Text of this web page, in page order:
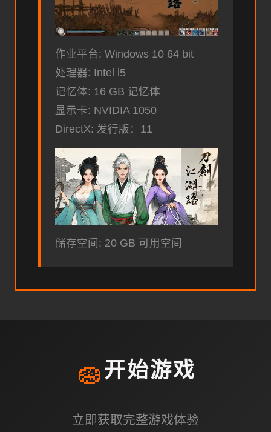
作业平台: Windows 10 64 bit
处理器: Intel i5
记忆体: 16 GB 记忆体
显示卡: NVIDIA 1050
DirectX: 发行版：11
储存空间: 20 GB 可用空间
🧽开始游戏
立即获取完整游戏体验